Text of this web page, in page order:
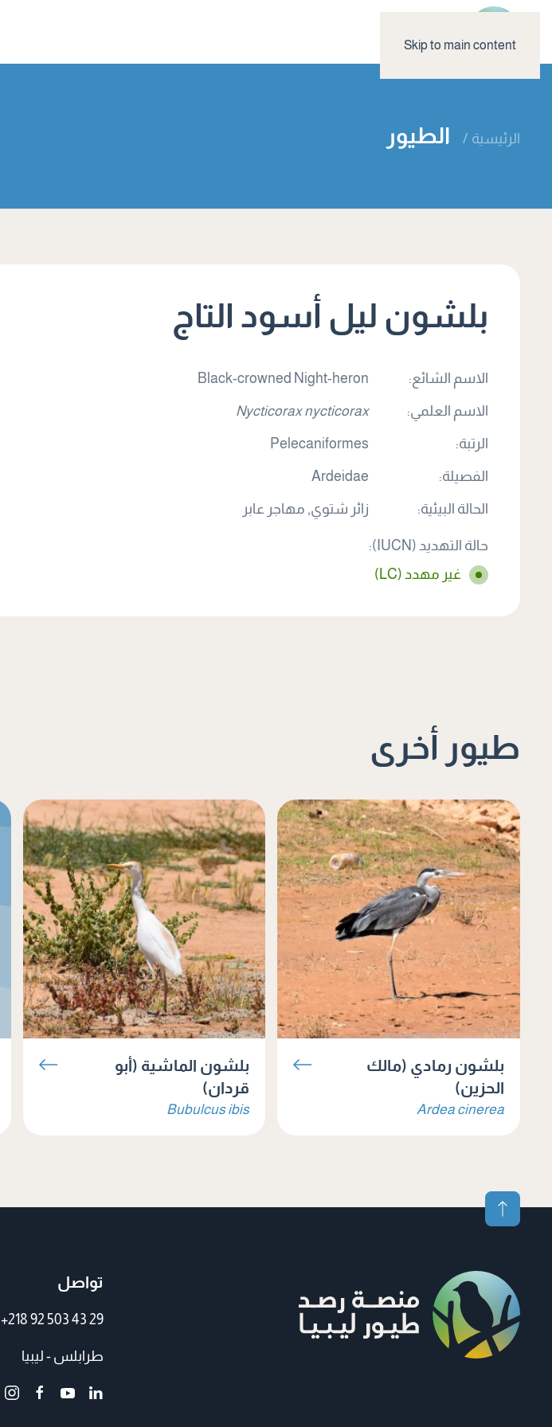
Skip to main content
الرئيسية الطيور
بلشون ليل أسود التاج
الاسم الشائع: Black-crowned Night-heron
الاسم العلمي: Nycticorax nycticorax
الرتبة: Pelecaniformes
الفصيلة: Ardeidae
الحالة البيئية: زائر شتوي, مهاجر عابر
حالة التهديد (IUCN):
غير مهدد (LC)
طيور أخرى
بلشون رمادي (مالك
الحزين)
Ardea cinerea
بلشون الماشية (أبو
قردان)
Bubulcus ibis
تواصل
+218 92 503 43 29
طرابلس - ليبيا